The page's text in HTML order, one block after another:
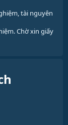
tài nguyên
Chờ xin giấy